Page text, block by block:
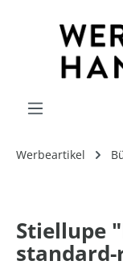
Werbeartikel
Stiellupe